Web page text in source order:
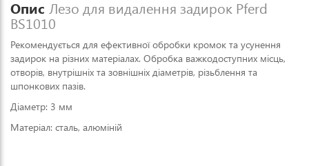
Опис Лезо для видалення задирок Pferd
BS1010
Рекомендується для ефективної обробки кромок та усунення
задирок на різних матеріалах. Обробка важкодоступних місць,
отворів, внутрішніх та зовнішніх діаметрів, різьблення та
шпонкових пазів.
Діаметр: 3 мм
Матеріал: сталь, алюміній